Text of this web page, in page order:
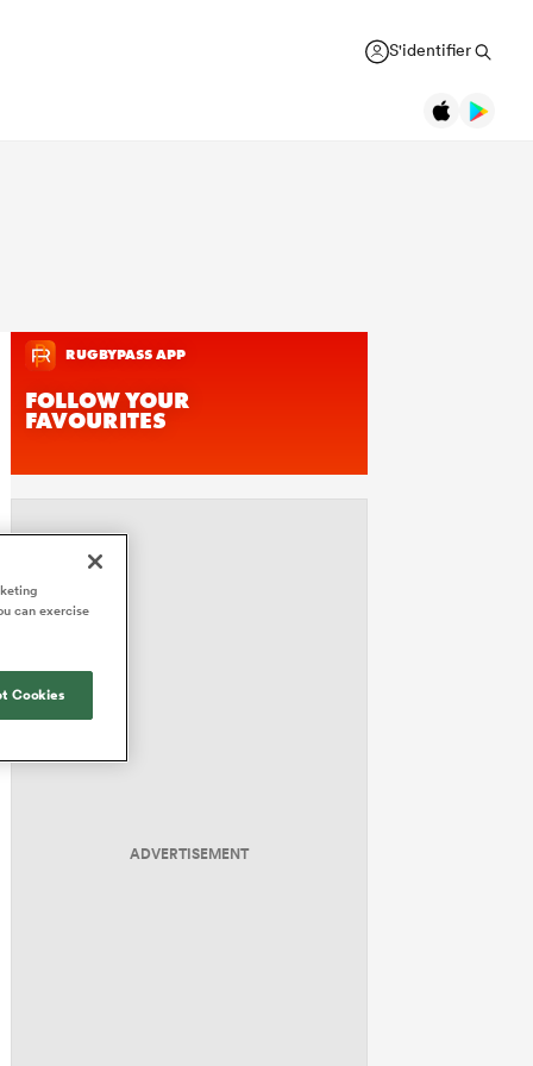
S'identifier
ADVERTISEMENT
can exercise
Cookies